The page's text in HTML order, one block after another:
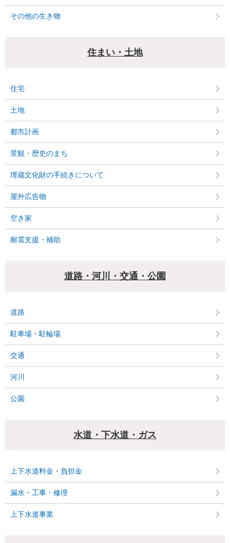
その他の生き物
住まい・土地
住宅
土地
都市計画
景観・歴史のまち
埋蔵文化財の手続きについて
屋外広告物
空き家
耐震支援・補助
道路・河川・交通・公園
道路
駐車場・駐輪場
交通
河川
公園
水道・下水道・ガス
上下水道料金・負担金
漏水・工事・修理
上下水道事業